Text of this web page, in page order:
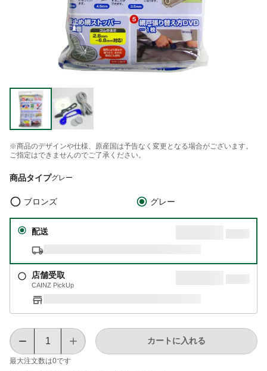
※商品のデザインや仕様、原産国は予告なく変更となる場合がございます。
ご指定はできませんのでご了承ください。
商品タイプグレー
ブロンズ グレー
配送
店舗受取
CAINZ PickUp
最大注文数は0です
カートに入れる